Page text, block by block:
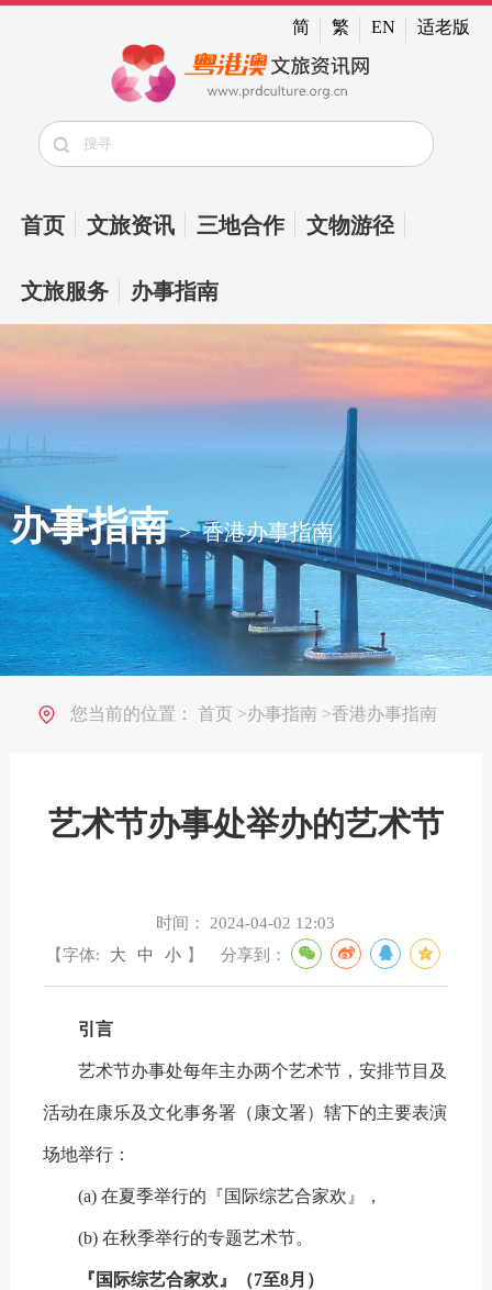
首页 文旅资讯 三地合作 文物游径
文旅服务 办事指南
简 繁 EN 适老版
办事指南 > 香港办事指南
您当前的位置： 首页 >办事指南 >香港办事指南
艺术节办事处举办的艺术节
时间：
2024-04-02 12:03
【字体:
大 中 小 】 分享到：
引言
艺术节办事处每年主办两个艺术节，安排节目及
活动在康乐及文化事务署（康文署）辖下的主要表演
场地举行：
(a) 在夏季举行的『国际综艺合家欢』，
(b) 在秋季举行的专题艺术节。
『国际综艺合家欢』（7至8月）